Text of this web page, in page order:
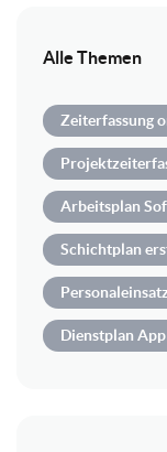
Alle Themen
Zeiterfassung
Arbeitsplan
Schichtplan
Dienstplan App